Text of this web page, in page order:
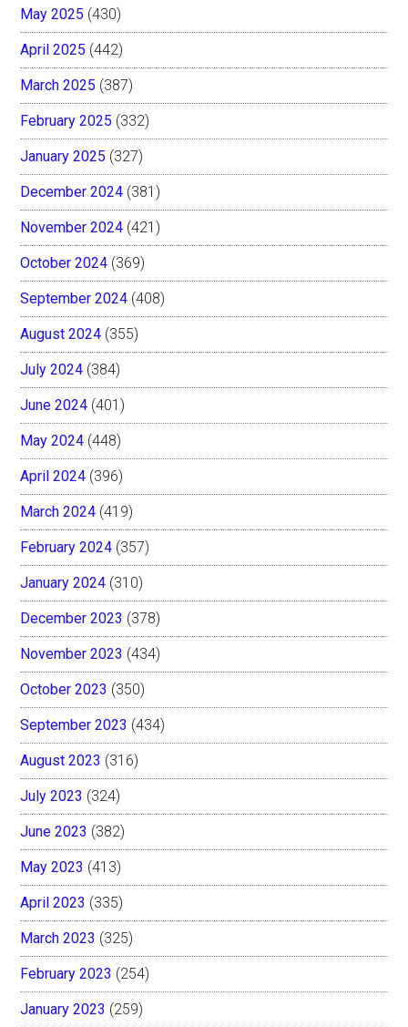
May 2025 (430)
April 2025 (442)
March 2025 (387)
February 2025 (332)
January 2025 (327)
December 2024 (381)
November 2024 (421)
October 2024 (369)
September 2024 (408)
August 2024 (355)
July 2024 (384)
June 2024 (401)
May 2024 (448)
April 2024 (396)
March 2024 (419)
February 2024 (357)
January 2024 (310)
December 2023 (378)
November 2023 (434)
October 2023 (350)
September 2023 (434)
August 2023 (316)
July 2023 (324)
June 2023 (382)
May 2023 (413)
April 2023 (335)
March 2023 (325)
February 2023 (254)
January 2023 (259)